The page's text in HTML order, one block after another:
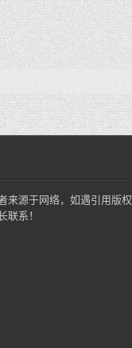
来源于网络，如遇引用版权
联系！